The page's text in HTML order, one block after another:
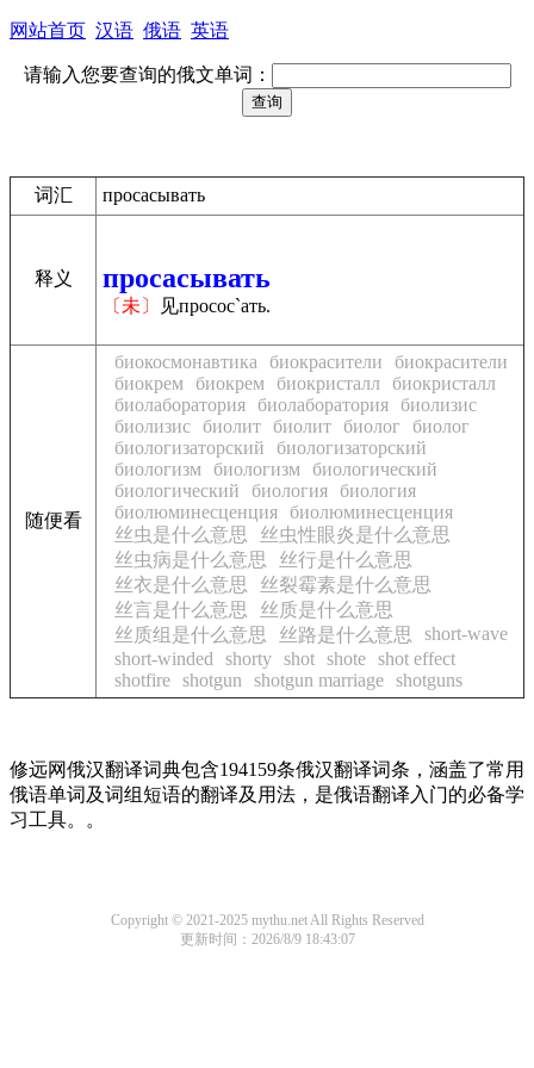
网站首页 汉语 俄语 英语
请输入您要查询的俄文单词：
词汇 просасывать
释义 просасывать
〔未〕 见просос`ать.
随便看
биокосмонавтика биокрасители
биокрасители
биокрем
биокрем биокристалл
биокристалл
биолаборатория
биолаборатория
биолизис
биолизис
биолит биолит биолог
биолог
биологизаторский
биологизаторский
биологизм
биологизм
биологический
биологический
биология
биология
биолюминесценция
биолюминесценция
丝虫是什么意思
丝虫性眼炎是什么意思
丝虫病是什么意思
丝行是什么意思
丝衣是什么意思
丝裂霉素是什么意思
丝言是什么意思
丝质是什么意思
丝质组是什么意思
丝路是什么意思
short-wave
short-winded
shorty shot shote shot effect
shotfire shotgun shotgun marriage shotguns
修远网俄汉翻译词典包含194159条俄汉翻译词条，涵盖了常用
俄语单词及词组短语的翻译及用法，是俄语翻译入门的必备学
习工具。。
Copyright © 2021-2025 mythu.net All Rights Reserved
更新时间：2026/8/9 18:43:07